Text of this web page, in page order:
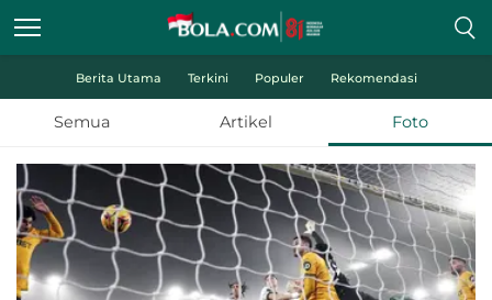
Berita Utama Terkini Populer Rekomendasi
Semua Artikel Foto